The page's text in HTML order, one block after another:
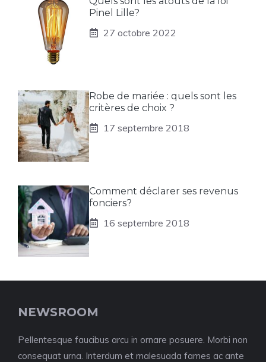
Pinel Lille?
27 octobre 2022
Robe de mariée : quels sont les
critères de choix ?
17 septembre 2018
Comment déclarer ses revenus
fonciers?
16 septembre 2018
NEWSROOM
Pellentesque faucibus arcu in ornare posuere. Morbi non
consequat urna. Interdum et malesuada fames ac ante